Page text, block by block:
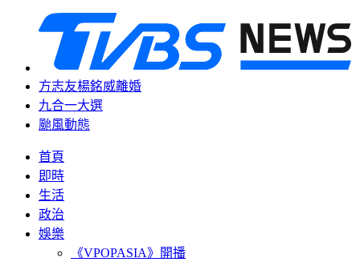
方志友楊銘威離婚
九合一大選
颱風動態
首頁
即時
生活
政治
娛樂
《VPOPASIA》開播